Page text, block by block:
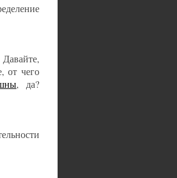
от чего
, да?